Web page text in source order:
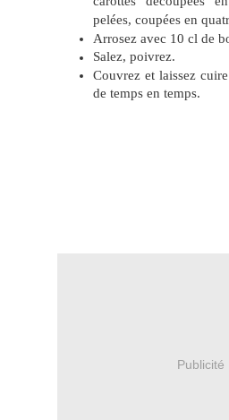
pelées, coupées en
Arrosez avec 10 cl de
Salez, poivrez.
Couvrez et laissez
de temps en temps.
Publicité